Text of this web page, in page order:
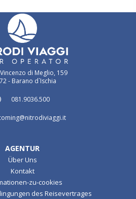
di Meglio, 159
- Barano d`Ischia
081.9036.500
AGENTUR
Über Uns
Kontakt
zu-cookies
des Reisevertrages